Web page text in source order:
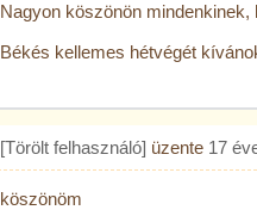
Nagyon köszönön
Békés kellemes hétvégét
[Törölt felhasználó] üzente 17
köszönöm